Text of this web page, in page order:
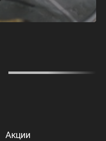
Акции
удобный